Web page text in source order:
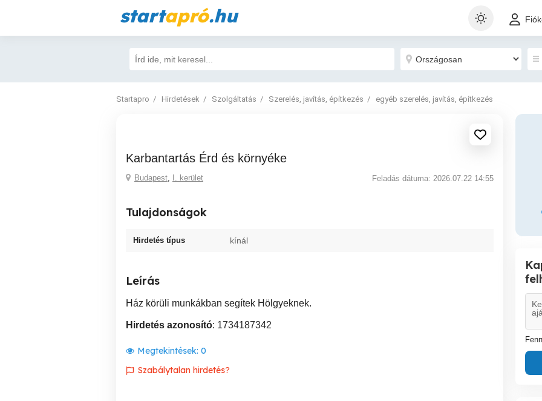
startapró.hu
Startapro Hirdetések Szolgáltatás Szerelés, javítás, építkezés egyéb szerelés, javítás, építkezés
Karbantartás Érd és környéke
Budapest, I. kerület Feladás dátuma: 2026.07.22 14:55
Tulajdonságok
Hirdetés típus kínál
Leírás
Ház körüli munkákban segítek Hölgyeknek.
Hirdetés azonosító: 1734187342
Megtekintések: 0
Szabálytalan hirdetés?